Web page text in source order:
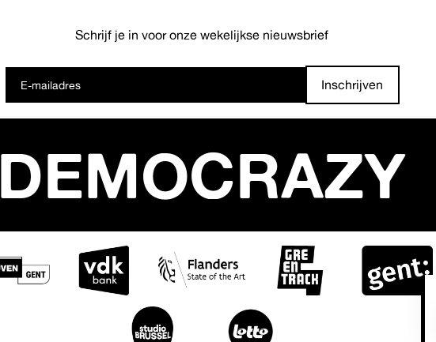
Schrijf je in voor onze wekelijkse nieuwsbrief
Inschrijven
DEMOCRAZY